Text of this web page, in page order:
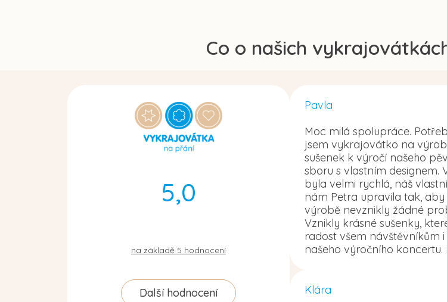
Co o našich
5,0
na základě 5 hodnocení
Další hodnocení
Pavla
Moc milá spolupráce.
jsem vykrajovátko na
sušenek k výročí našeho
sboru s vlastním designem.
byla velmi rychlá, náš
nám Petra upravila tak, aby
výrobě nevznikly žádné
Vznikly krásné sušenky,
radost všem návštěvníkům
našeho výročního koncertu.
Klára